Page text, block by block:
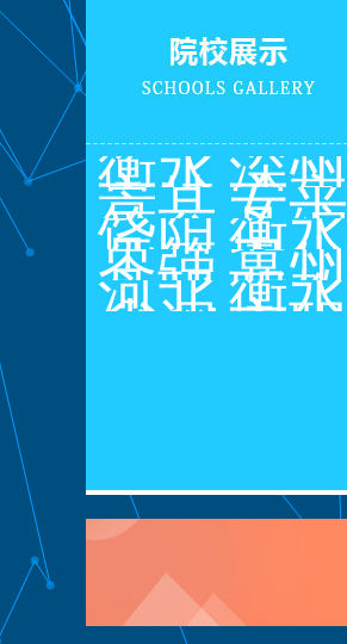
衡水
市特
殊教
育学
校
深州
市高
级技
工学
校
景县
第一
高级
职业
技术
安平
县综
合职
业技
术学
饶阳
县第
一高
级职
衡水
卫生
学校
枣强
县职
业技
冀州
职教
中心
河北
省深
中心
衡水
市职